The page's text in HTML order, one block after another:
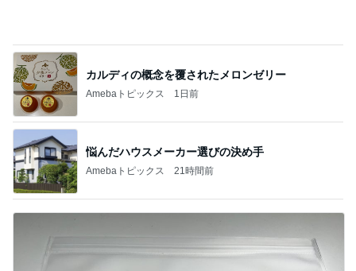
カルディの概念を覆されたメロンゼリー
Amebaトピックス 1日前
悩んだハウスメーカー選びの決め手
Amebaトピックス 21時間前